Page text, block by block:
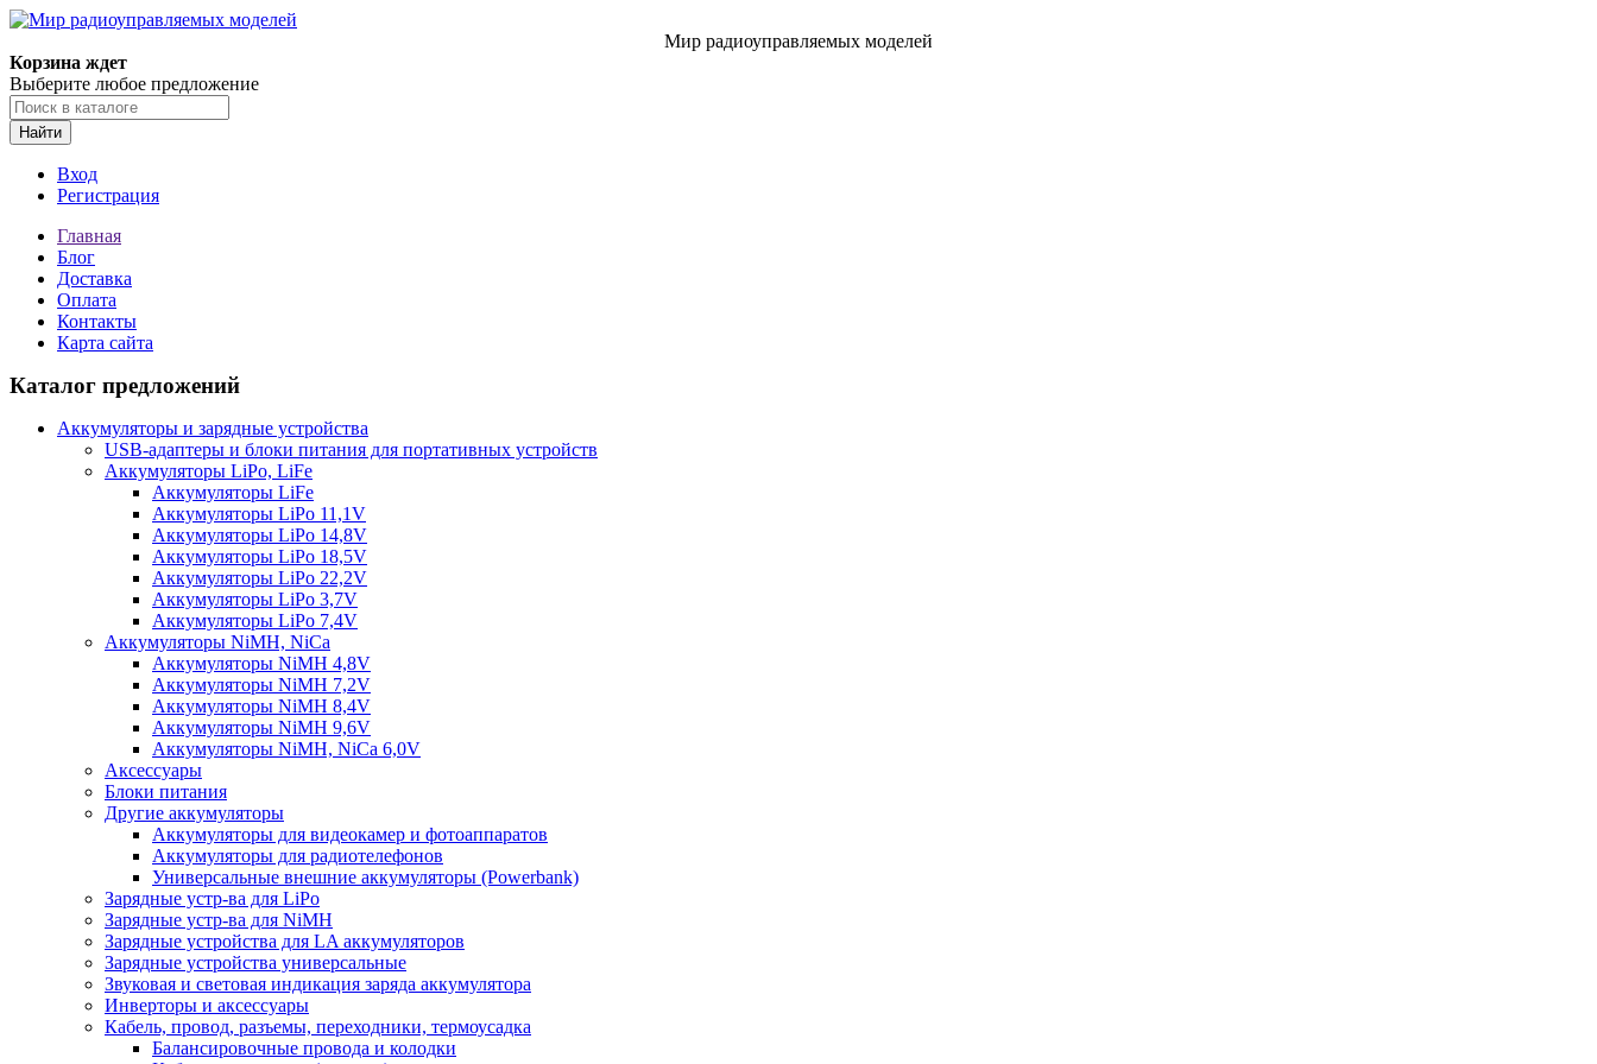
Мир радиоуправляемых моделей
Корзина ждет
Выберите любое предложение
Найти
Вход
Регистрация
Главная
Блог
Доставка
Оплата
Контакты
Карта сайта
Каталог предложений
Аккумуляторы и зарядные устройства
USB-адаптеры и блоки питания для портативных устройств
Аккумуляторы LiPo, LiFe
Аккумуляторы LiFe
Аккумуляторы LiPo 11,1V
Аккумуляторы LiPo 14,8V
Аккумуляторы LiPo 18,5V
Аккумуляторы LiPo 22,2V
Аккумуляторы LiPo 3,7V
Аккумуляторы LiPo 7,4V
Аккумуляторы NiMH, NiCa
Аккумуляторы NiMH 4,8V
Аккумуляторы NiMH 7,2V
Аккумуляторы NiMH 8,4V
Аккумуляторы NiMH 9,6V
Аккумуляторы NiMH, NiCa 6,0V
Аксессуары
Блоки питания
Другие аккумуляторы
Аккумуляторы для видеокамер и фотоаппаратов
Аккумуляторы для радиотелефонов
Универсальные внешние аккумуляторы (Powerbank)
Зарядные устр-ва для LiPo
Зарядные устр-ва для NiMH
Зарядные устройства для LA аккумуляторов
Зарядные устройства универсальные
Звуковая и световая индикация заряда аккумулятора
Инверторы и аксессуары
Кабель, провод, разъемы, переходники, термоусадка
Балансировочные провода и колодки